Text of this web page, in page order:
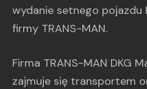
wydanie setnego pojazdu
firmy TRANS-MAN.
Firma TRANS-MAN DKG
zajmuje się transportem